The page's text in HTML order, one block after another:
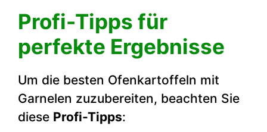
Profi-Tipps für
perfekte Ergebnisse
Um die besten Ofenkartoffeln mit
Garnelen zuzubereiten, beachten Sie
diese Profi-Tipps: